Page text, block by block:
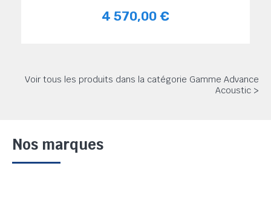
4 570,00 €
Voir tous les produits dans la catégorie Gamme Advance
Acoustic >
Nos marques